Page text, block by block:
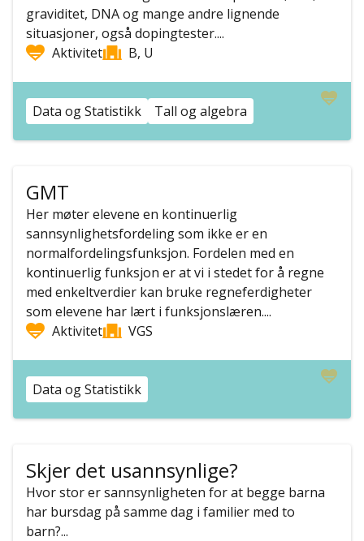
graviditet, DNA og mange andre lignende
situasjoner, også dopingtester....
Aktivitet
B, U
Data og Statistikk Tall og algebra
GMT
Her møter elevene en kontinuerlig
sannsynlighetsfordeling som ikke er en
normalfordelingsfunksjon. Fordelen med en
kontinuerlig funksjon er at vi i stedet for å regne
med enkeltverdier kan bruke regneferdigheter
som elevene har lært i funksjonslæren....
Aktivitet
VGS
Data og Statistikk
Skjer det usannsynlige?
Hvor stor er sannsynligheten for at begge barna
har bursdag på samme dag i familier med to
barn?...